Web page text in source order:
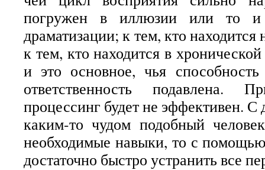
погружен в иллюзии или то и
драматизации; к тем, кто
к тем, кто находится в
и это основное, чья
ответственность подавлена.
процессинг будет не эффективен. С
каким-то чудом подобный
необходимые навыки, то с
достаточно быстро устранить все